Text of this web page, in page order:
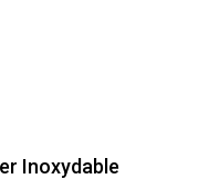
Inoxydable